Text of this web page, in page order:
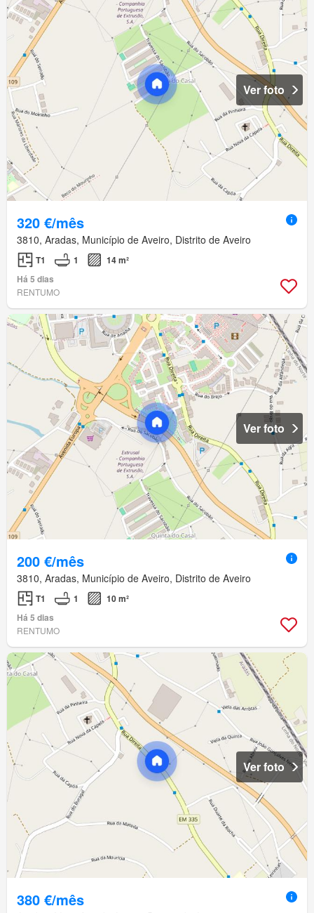
Ver foto
320 €/mês
3810, Aradas, Município de Aveiro, Distrito de Aveiro
T1 1
14 m²
Há 5 dias
RENTUMO
Ver foto
200 €/mês
3810, Aradas, Município de Aveiro, Distrito de Aveiro
T1 1
10 m²
Há 5 dias
RENTUMO
Ver foto
380 €/mês